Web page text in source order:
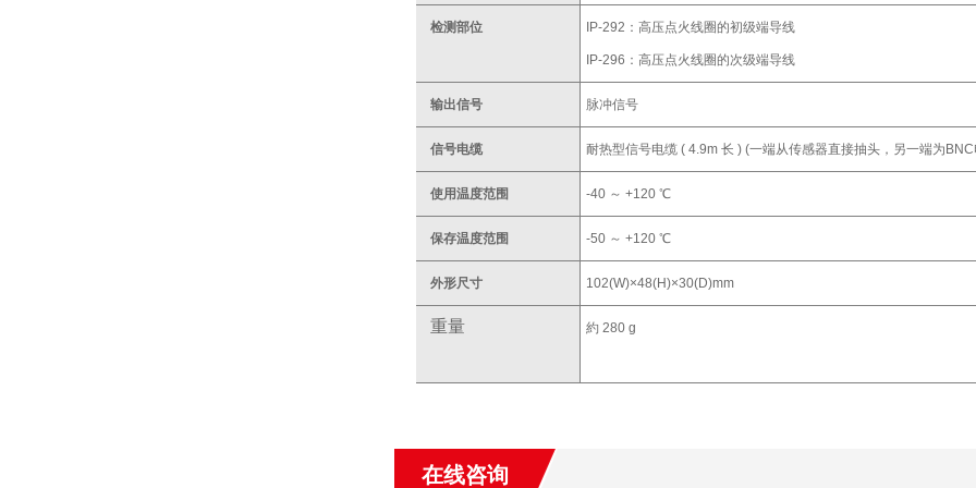
检测部位 IP-292：高压点火线圈的初级端导线
IP-296：高压点火线圈的次级端导线
输出信号 脉冲信号
信号电缆 耐热型信号电缆 ( 4.9m 长 ) (一端从传感器直接抽头，另一端为
使用温度范围 -40 ～ +120 ℃
保存温度范围 -50 ～ +120 ℃
外形尺寸 102(W)×48(H)×30(D)mm
重量 約 280 g
在线咨询